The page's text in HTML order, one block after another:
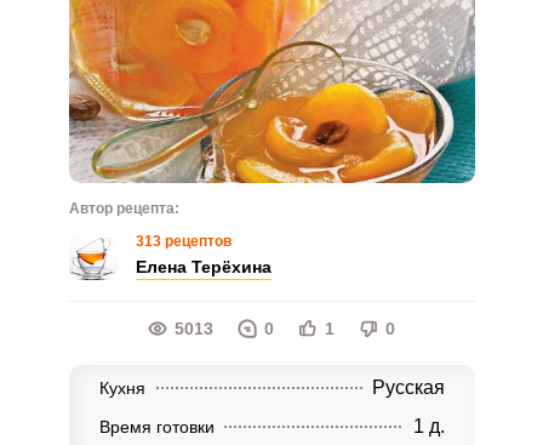
Автор рецепта:
313 рецептов
Елена Терёхина
5013 0 1 0
Кухня Русская
Время готовки 1 д.